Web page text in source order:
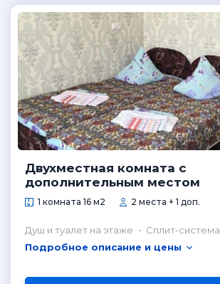
Двухместная комната с
дополнительным местом
1 комната 16 м2 2 места + 1 доп.
Душ и туалет на этаже Сплит-система
Подробное описание и цены